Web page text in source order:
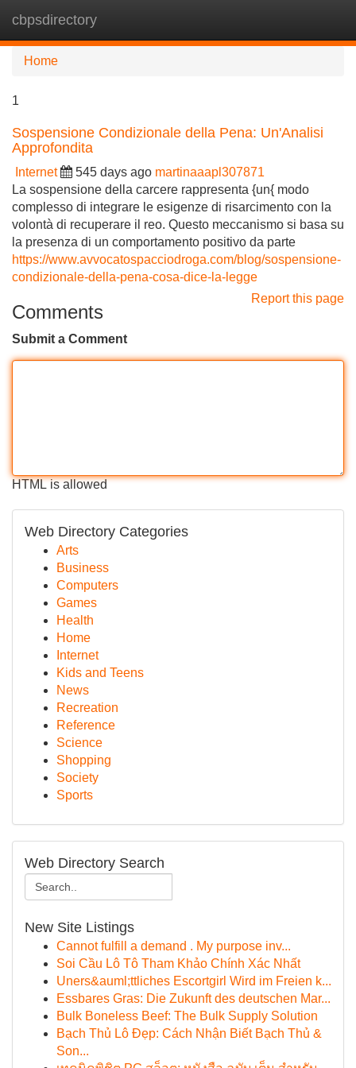
cbpsdirectory
Home
1
Sospensione Condizionale della Pena: Un'Analisi
Approfondita
Internet 545 days ago martinaaapl307871
La sospensione della carcere rappresenta {un{ modo
complesso di integrare le esigenze di risarcimento con la
volontà di recuperare il reo. Questo meccanismo si basa su
la presenza di un comportamento positivo da parte
https://www.avvocatospacciodroga.com/blog/sospensione-
condizionale-della-pena-cosa-dice-la-legge
Report this page
Comments
Submit a Comment
HTML is allowed
Web Directory Categories
Arts
Business
Computers
Games
Health
Home
Internet
Kids and Teens
News
Recreation
Reference
Science
Shopping
Society
Sports
Web Directory Search
New Site Listings
Cannot fulfill a demand . My purpose inv...
Soi Cầu Lô Tô Tham Khảo Chính Xác Nhất
Uners&auml;ttliches Escortgirl Wird im Freien k...
Essbares Gras: Die Zukunft des deutschen Mar...
Bulk Boneless Beef: The Bulk Supply Solution
Bạch Thủ Lô Đẹp: Cách Nhận Biết Bạch Thủ &
Son...